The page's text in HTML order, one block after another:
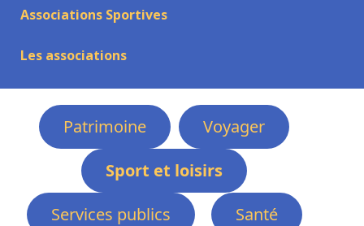
Associations Sportives
Les associations
Patrimoine
Voyager
Sport et loisirs
Services publics
Santé